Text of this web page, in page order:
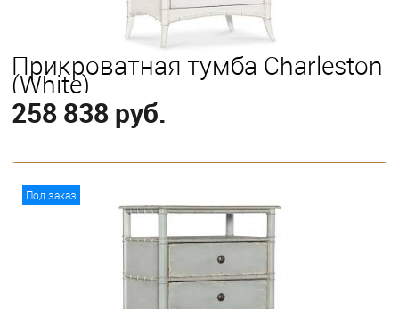
Прикроватная тумба Charleston
(White)
258 838 руб.
Под заказ